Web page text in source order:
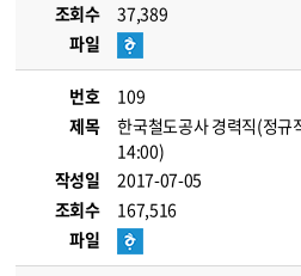
조회수
37,389
파일
번호
109
제목
한국철도공사 경력직(정규
14:00)
작성일
2017-07-05
조회수
167,516
파일